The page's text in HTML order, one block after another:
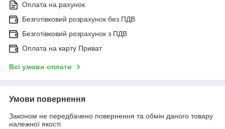
Оплата на рахунок
Безготівковий розрахунок без ПДВ
Безготівковий розрахунок з ПДВ
Оплата на карту Приват
Всі умови оплати
Умови повернення
Законом не передбачено повернення та обмін даного товару
належної якості